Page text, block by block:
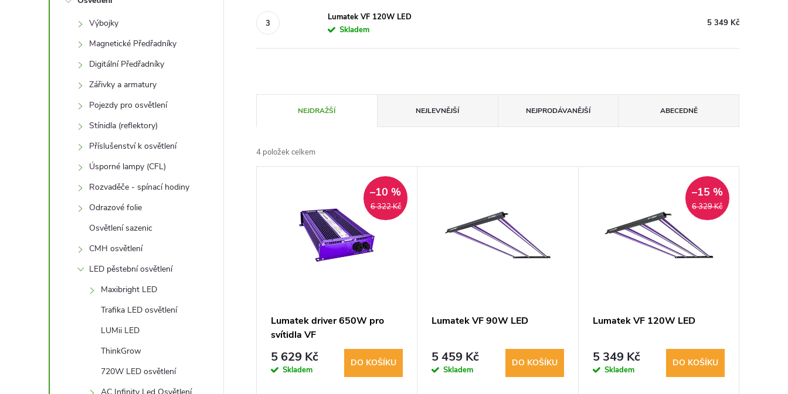
Výbojky
Magnetické Předřadníky
Digitální Předřadníky
Zářivky a armatury
Pojezdy pro osvětlení
Stínidla (reflektory)
Příslušenství k osvětlení
Úsporné lampy (CFL)
Rozvaděče - spínací hodiny
Odrazové folie
Osvětlení sazenic
CMH osvětlení
LED pěstební osvětlení
Maxibright LED
Trafika LED osvětlení
LUMii LED
ThinkGrow
720W LED osvětlení
Lumatek VF 120W LED
Skladem
5 349 Kč
a
z
NEJDRAŽŠÍ NEJLEVNĚJŠÍ NEJPRODÁVANĚJŠÍ ABECEDNĚ
4 položek celkem
6 322 Kč
–10 %
Lumatek driver 650W pro
svítidla VF
5 629 Kč
Skladem
DO KOŠÍKU
Lumatek VF 90W LED
5 459 Kč
Skladem
DO KOŠÍKU
6 329 Kč
–15 %
Lumatek VF 120W LED
5 349 Kč
Skladem
DO KOŠÍKU